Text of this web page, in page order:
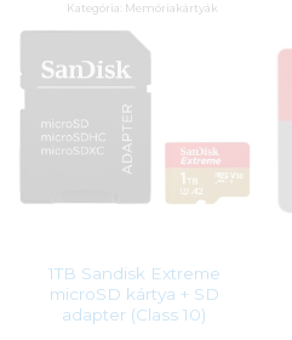
Kategória: Memóriakártyák
Gyártó:Sandisk
120 hónap
ÁFA:27%
92 700Ft
1TB Sandisk Extreme
microSD kártya + SD
adapter (Class 10)